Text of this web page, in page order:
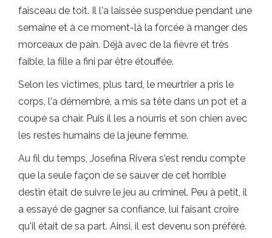
faisceau de toit. Il l'a laissée suspendue pendant une
semaine et à ce moment-là la forcée à manger des
morceaux de pain. Déjà avec de la fièvre et très
faible, la fille a fini par être étouffée.
Selon les victimes, plus tard, le meurtrier a pris le
corps, l'a démembré, a mis sa tête dans un pot et a
coupé sa chair. Puis il les a nourris et son chien avec
les restes humains de la jeune femme.
Au fil du temps, Josefina Rivera s'est rendu compte
que la seule façon de se sauver de cet horrible
destin était de suivre le jeu au criminel. Peu à petit, il
a essayé de gagner sa confiance, lui faisant croire
qu'il était de sa part. Ainsi, il est devenu son préféré.